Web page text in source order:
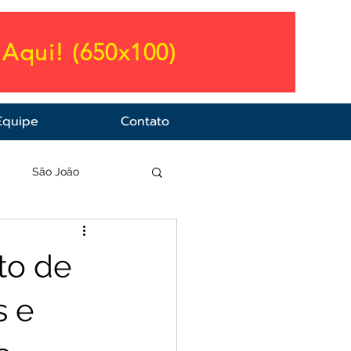
(650x100)
Contato
São João
de
e